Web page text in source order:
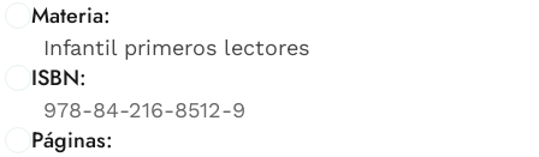
Materia:
Infantil primeros lectores
ISBN:
978-84-216-8512-9
Páginas: